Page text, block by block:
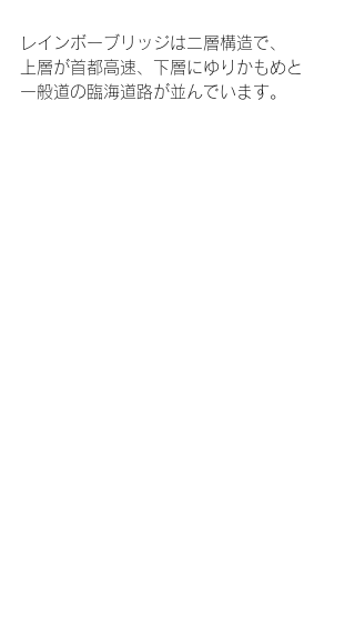
レインボーブリッジは二層構造で、
上層が首都高速、下層にゆりかもめと
一般道の臨海道路が並んでいます。